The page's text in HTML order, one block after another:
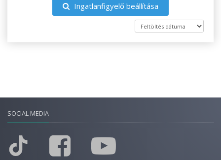
Ingatlanfigyelő beállítása
SOCIAL MEDIA